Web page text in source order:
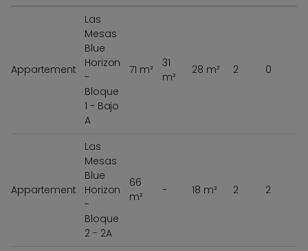
Appartement
Las
Mesas
Blue
Horizon
-
Bloque
1 - Bajo
A
71 m²
31
m²
28 m² 2 0
Appartement
Las
Mesas
Blue
Horizon
-
Bloque
2 - 2A
66
m²
- 18 m² 2 2